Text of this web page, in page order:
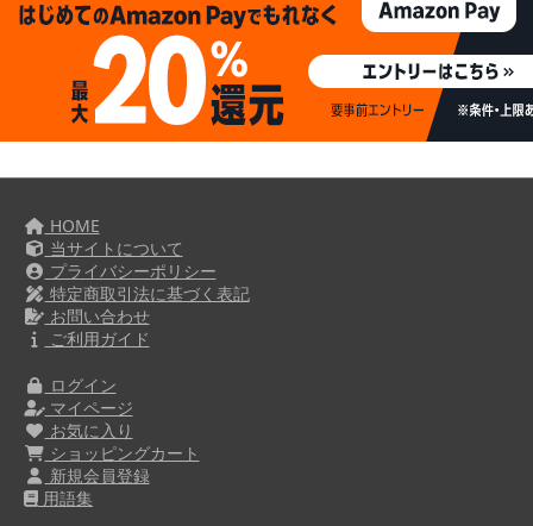
HOME
当サイトについて
プライバシーポリシー
特定商取引法に基づく表記
お問い合わせ
ご利用ガイド
ログイン
マイページ
お気に入り
ショッピングカート
新規会員登録
用語集